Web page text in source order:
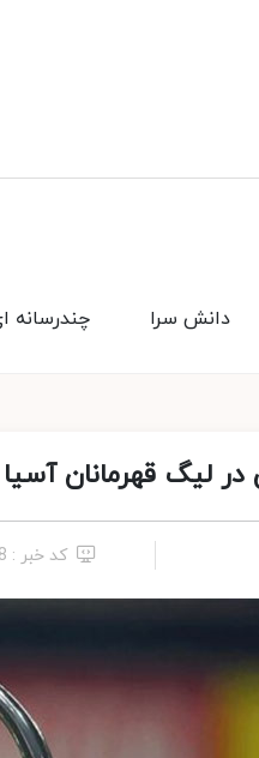
چندرسانه دانش سرا
قهرمانان آسیا 2+2 ماند!
کد خبر : 10268